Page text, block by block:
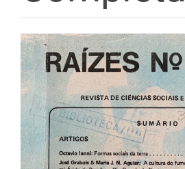
Barra
lateral
de
artigos